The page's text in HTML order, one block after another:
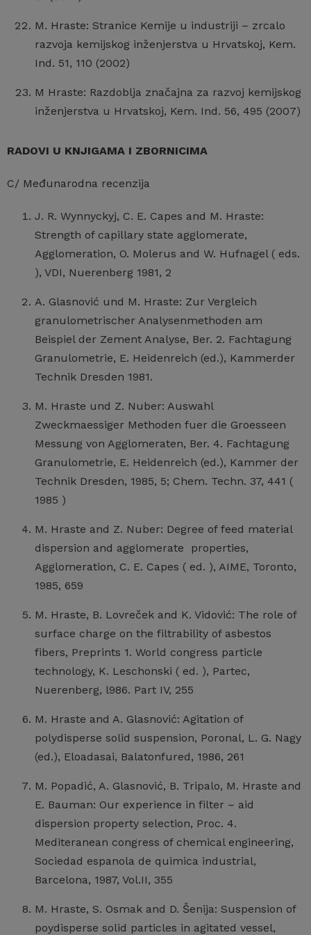
M. Hraste: Stranice Kemije u industriji – zrcalo
razvoja kemijskog inženjerstva u Hrvatskoj, Kem.
Ind. 51, 110 (2002)
M Hraste: Razdoblja značajna za razvoj kemijskog
inženjerstva u Hrvatskoj, Kem. Ind. 56, 495 (2007)
RADOVI U KNJIGAMA I ZBORNICIMA
C/ Međunarodna recenzija
J. R. Wynnyckyj, C. E. Capes and M. Hraste:
Strength of capillary state agglomerate,
Agglomeration, O. Molerus and W. Hufnagel ( eds.
), VDI, Nuerenberg 1981, 2
A. Glasnović und M. Hraste: Zur Vergleich
granulometrischer Analysenmethoden am
Beispiel der Zement Analyse, Ber. 2. Fachtagung
Granulometrie, E. Heidenreich (ed.), Kammerder
Technik Dresden 1981.
M. Hraste und Z. Nuber: Auswahl
Zweckmaessiger Methoden fuer die Groesseen
Messung von Agglomeraten, Ber. 4. Fachtagung
Granulometrie, E. Heidenreich (ed.), Kammer der
Technik Dresden, 1985, 5; Chem. Techn. 37, 441 (
1985 )
M. Hraste and Z. Nuber: Degree of feed material
dispersion and agglomerate properties,
Agglomeration, C. E. Capes ( ed. ), AIME, Toronto,
1985, 659
M. Hraste, B. Lovreček and K. Vidović: The role of
surface charge on the filtrability of asbestos
fibers, Preprints 1. World congress particle
technology, K. Leschonski ( ed. ), Partec,
Nuerenberg, l986. Part IV, 255
M. Hraste and A. Glasnović: Agitation of
polydisperse solid suspension, Poronal, L. G. Nagy
(ed.), Eloadasai, Balatonfured, 1986, 261
M. Popadić, A. Glasnović, B. Tripalo, M. Hraste and
E. Bauman: Our experience in filter – aid
dispersion property selection, Proc. 4.
Mediteranean congress of chemical engineering,
Sociedad espanola de quimica industrial,
Barcelona, 1987, Vol.II, 355
M. Hraste, S. Osmak and D. Šenija: Suspension of
poydisperse solid particles in agitated vessel,